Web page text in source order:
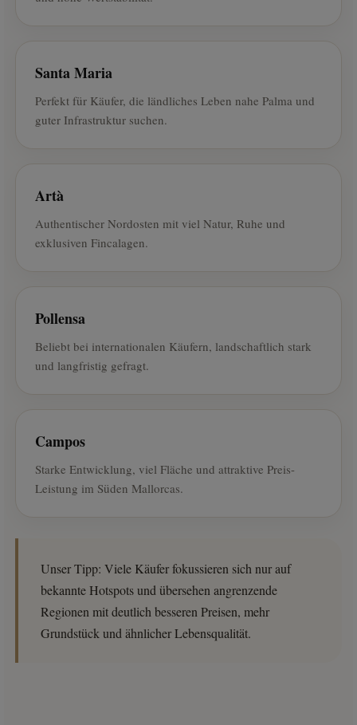
Santa Maria
Perfekt für Käufer, die ländliches Leben nahe Palma und
guter Infrastruktur suchen.
Artà
Authentischer Nordosten mit viel Natur, Ruhe und
exklusiven Fincalagen.
Pollensa
Beliebt bei internationalen Käufern, landschaftlich stark
und langfristig gefragt.
Campos
Starke Entwicklung, viel Fläche und attraktive Preis-
Leistung im Süden Mallorcas.
Unser Tipp: Viele Käufer fokussieren sich nur auf
bekannte Hotspots und übersehen angrenzende
Regionen mit deutlich besseren Preisen, mehr
Grundstück und ähnlicher Lebensqualität.